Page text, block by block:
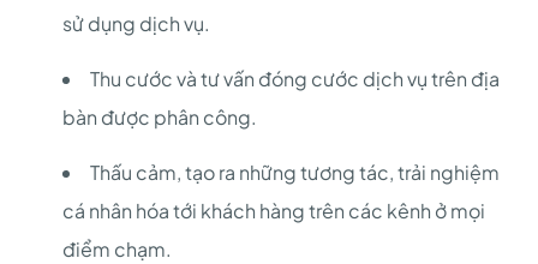
sử dụng dịch vụ.
Thu cước và tư vấn đóng cước dịch vụ trên địa
bàn được phân công.
Thấu cảm, tạo ra những tương tác, trải nghiệm
cá nhân hóa tới khách hàng trên các kênh ở mọi
điểm chạm.